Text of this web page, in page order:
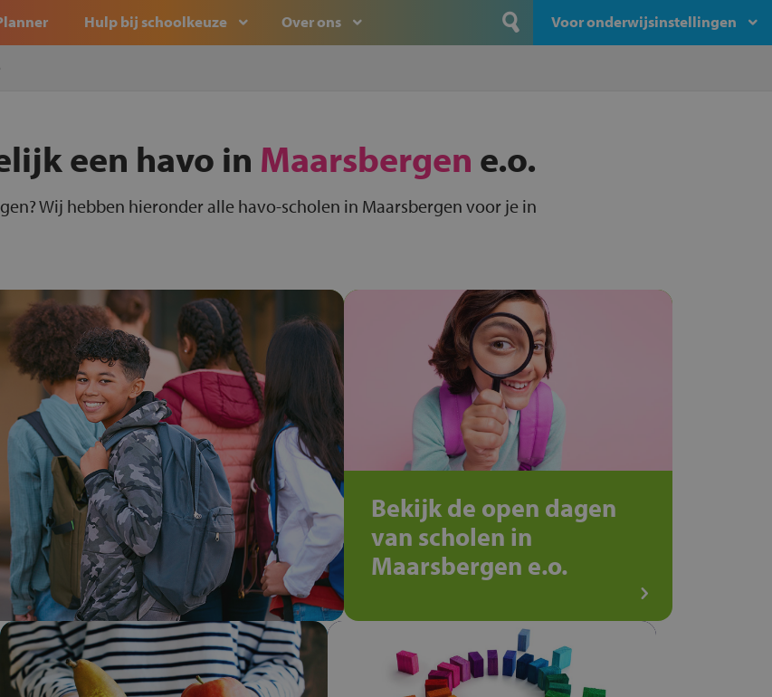
Hulp bij schoolkeuze Over ons Voor onderwijsinstellingen
een havo in Maarsbergen e.o.
Wij hebben hieronder alle havo-scholen in Maarsbergen voor je in
Bekijk de open dagen
van scholen in
Maarsbergen e.o.